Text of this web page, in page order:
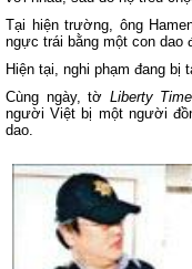
Tại hiện trường, ông
ngực trái bằng một con
Hiện tại, nghi phạm đang bị
Cùng ngày, tờ Liberty
người Việt bị một người
dao.